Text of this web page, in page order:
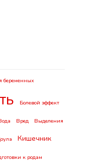
беременных
Болевой эффект
Вред Выделения
Кишечник
к родам